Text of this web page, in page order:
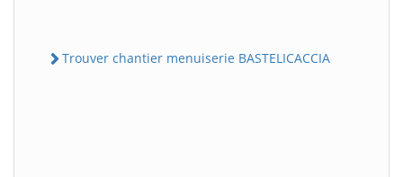
Trouver chantier menuiserie BASTELICACCIA